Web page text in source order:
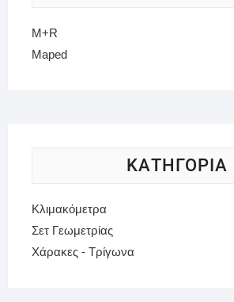
M+R
Maped
ΚΑΤΗΓΟΡΙΑ
Κλιμακόμετρα
Σετ Γεωμετρίας
Χάρακες - Τρίγωνα